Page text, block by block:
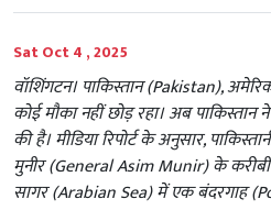
Sat Oct 4 , 2025
वॉशिंगटन। पाकिस्तान (Pakistan),
कोई मौका नहीं छोड़ रहा। अब
की है। मीडिया रिपोर्ट के अनुसार,
मुनीर (General Asim Munir) के
सागर (Arabian Sea) में एक बंदरगाह